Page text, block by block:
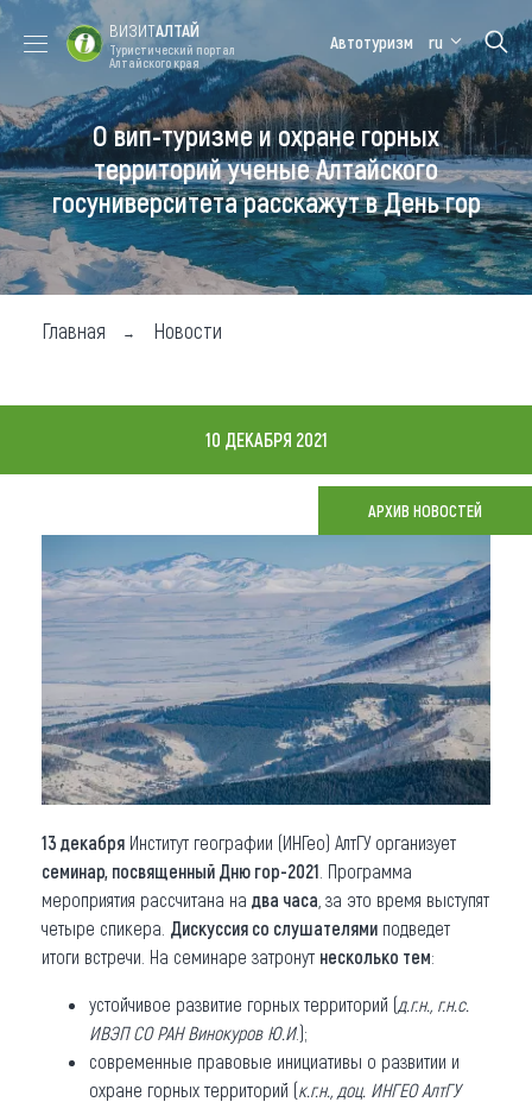
Форум VISIT
ALTAI
Цветение
маральника
Медицинский
форум
Алтайская
зимовка
Туры
Где побывать
Чем заняться
Карта
Что привезти (сувениры)
О регионе
Коллекция впечатлений
Другие рубрики
ВИЗИТАЛТАЙ
Туристический портал
Алтайского края
Автотуризм ru
О вип-туризме и охране горных
территорий ученые Алтайского
госуниверситета расскажут в День гор
Главная Новости
10 ДЕКАБРЯ 2021
АРХИВ НОВОСТЕЙ
13 декабря Институт географии (ИНГео) АлтГУ организует
семинар, посвященный Дню гор-2021 . Программа
мероприятия рассчитана на два часа , за это время выступят
четыре спикера. Дискуссия со слушателями подведет
итоги встречи. На семинаре затронут несколько тем:
устойчивое развитие горных территорий (д.г.н., г.н.с.
ИВЭП СО РАН Винокуров Ю.И.);
современные правовые инициативы о развитии и
охране горных территорий (к.г.н., доц. ИНГЕО АлтГУ